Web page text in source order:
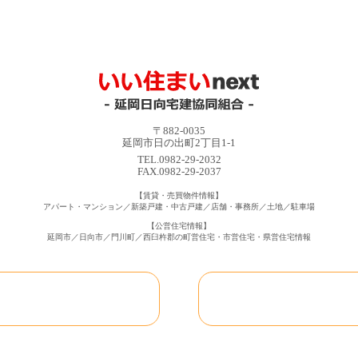
〒882-0035
延岡市日の出町2丁目1-1
TEL.0982-29-2032
FAX.0982-29-2037
【賃貸・売買物件情報】
アパート・マンション／新築戸建・中古戸建／店舗・事務所／土地／駐車場
【公営住宅情報】
延岡市／日向市／門川町／西臼杵郡の町営住宅・市営住宅・県営住宅情報